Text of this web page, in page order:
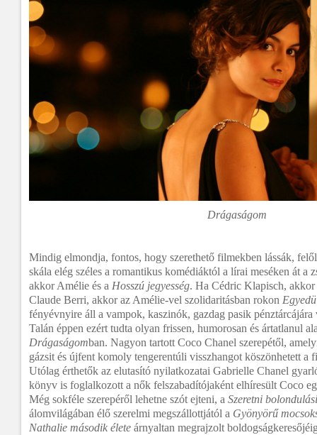
Drágaságom
Mindig elmondja, fontos, hogy szerethető filmekben lássák,
skála elég széles a romantikus komédiáktól a lírai meséken át a
akkor Amélie és a Hosszú jegyesség. Ha Cédric Klapisch,
Claude Berri, akkor az Amélie-vel szolidaritásban rokon
fényévnyire áll a vampok, kaszinók, gazdag pasik
Talán éppen ezért tudta olyan frissen, humorosan és ártatlanul
Drágaságomban. Nagyon tartott Coco Chanel szerepétől,
gázsit és újfent komoly tengerentúli visszhangot köszönhetett a
Utólag érthetők az elutasító nyilatkozatai Gabrielle Chanel
könyv is foglalkozott a nők felszabadítójaként elhíresült Coco
Még sokféle szerepéről lehetne szót ejteni, a Szeretni
álomvilágában élő szerelmi megszállottjától a Gyönyörű
Nathalie második élete árnyaltan megrajzolt